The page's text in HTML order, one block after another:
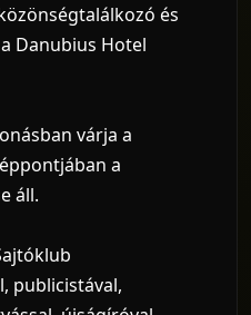
és
Danubius Hotel
várja a
a
áll.
publicistával,